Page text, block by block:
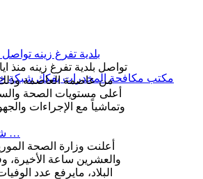
مكتب مكافحة المخدرات يفكك شبكة
بلدية تفرغ زينه
تواصل بلدية تفرغ زينه
من عاصمة العاصمة وذلك
أعلى مستويات الصحة
وتماشياً مع الإجراءات
شفاء عشرات المصابين وتسجيل 164 اصابة جديدة …
أعلنت وزارة الصحة
والعشرين ساعة الأخيرة،